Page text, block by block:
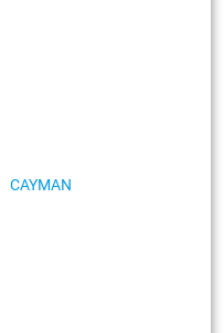
CAYMAN